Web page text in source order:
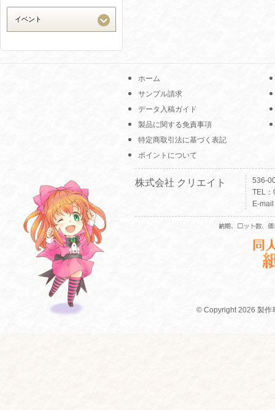
ホーム
サンプル請求
データ入稿ガイド
製品に関する免責事項
特定商取引法に基づく表記
ポイントについて
株式会社 クリエイト
536-
TEL
E-
© Copyright 2026 製作